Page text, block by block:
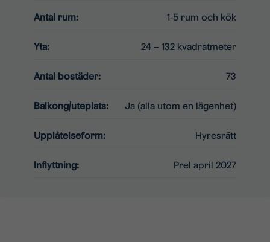
Antal rum: 1-5 rum och kök
Yta: 24 – 132 kvadratmeter
Antal bostäder: 73
Balkong/uteplats: Ja (alla utom en lägenhet)
Upplåtelseform: Hyresrätt
Inflyttning: Prel april 2027